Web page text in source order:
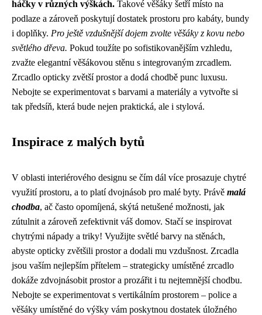
háčky v různých výškách. Takové věšáky šetří místo na
podlaze a zároveň poskytují dostatek prostoru pro kabáty, bundy
i doplňky. Pro ještě vzdušnější dojem zvolte věšáky z kovu nebo
světlého dřeva. Pokud toužíte po sofistikovanějším vzhledu,
zvažte elegantní věšákovou stěnu s integrovaným zrcadlem.
Zrcadlo opticky zvětší prostor a dodá chodbě punc luxusu.
Nebojte se experimentovat s barvami a materiály a vytvořte si
tak předsíň, která bude nejen praktická, ale i stylová.
Inspirace z malých bytů
V oblasti interiérového designu se čím dál více prosazuje chytré
využití prostoru, a to platí dvojnásob pro malé byty. Právě malá
chodba, ač často opomíjená, skýtá netušené možnosti, jak
zútulnit a zároveň zefektivnit váš domov. Stačí se inspirovat
chytrými nápady a triky! Využijte světlé barvy na stěnách,
abyste opticky zvětšili prostor a dodali mu vzdušnost. Zrcadla
jsou vaším nejlepším přítelem – strategicky umístěné zrcadlo
dokáže zdvojnásobit prostor a prozářit i tu nejtemnější chodbu.
Nebojte se experimentovat s vertikálním prostorem – police a
věšáky umístěné do výšky vám poskytnou dostatek úložného